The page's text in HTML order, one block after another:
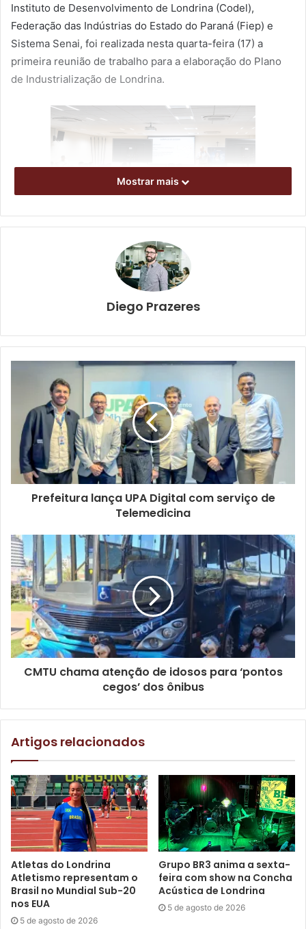
Instituto de Desenvolvimento de Londrina (Codel),
Federação das Indústrias do Estado do Paraná (Fiep) e
Sistema Senai, foi realizada nesta quarta-feira (17) a
primeira reunião de trabalho para a elaboração do Plano
de Industrialização de Londrina.
Senai, no Bancários / Foto: Fiep
Mais de 80 representantes do setor industrial, lideranças
empresariais e representantes de setores estratégicos do
Nacional de Aprendizagem Industrial (Senai), no Jardim
desenvolvimento econômico, maior participação do PIB
industrial e geração de emprego e renda.
Construção coletiva– A iniciativa marca o começo de uma
construção coletiva voltada à definição de um plano de
desenvolvimento industrial de longo prazo para Londrina.
O trabalho tem como principais direcionamentos
estabelecer condições constitucionais (segurança de
ativos, segurança jurídica, simplificação burocrática e
tributação competitiva), dinamização econômica (atração
de investimentos, financiamento indutor e inserção
internacional), infraestrutura produtiva (segurança
energética, logística e integração e áreas industriais
estruturadas) e produtividade e capacidades
(sustentabilidade econômico-ambiental, capital humano
produtivo, atualização tecnológica e inovação e
transformação digital).
Prefeito Tiago Amaral / Foto: Fiep
Londrina detém atualmente o quarto maior Produto
Interno do Paraná do Paraná, cerca de R$ 21 bilhões, o
que representa 4,17% do PIB do Estado (R$ 671 bilhões),
Mostrar mais
Diego Prazeres
Prefeitura lança UPA Digital com serviço de
Telemedicina
CMTU chama atenção de idosos para ‘pontos
cegos’ dos ônibus
Artigos relacionados
Atletas do Londrina
Atletismo representam o
Brasil no Mundial Sub-20
nos EUA
5 de agosto de 2026
Grupo BR3 anima a sexta-
feira com show na Concha
Acústica de Londrina
5 de agosto de 2026